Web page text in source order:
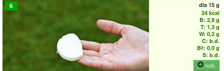
6 dla 15 g
24 kcal
B: 2,9 g
T: 1,3 g
W: 0,2 g
C: b.d.
Bł: 0,0 g
S: b.d.
kalk.